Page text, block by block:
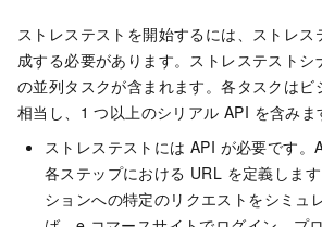
ストレステストを開始するには、ストレ
成する必要があります。ストレステスト
の並列タスクが含まれます。各タスクはビ
相当し、1 つ以上のシリアル API を含みま
ストレステストには API が必要です。
各ステップにおける URL を定義しま
ションへの特定のリクエストをシミュ